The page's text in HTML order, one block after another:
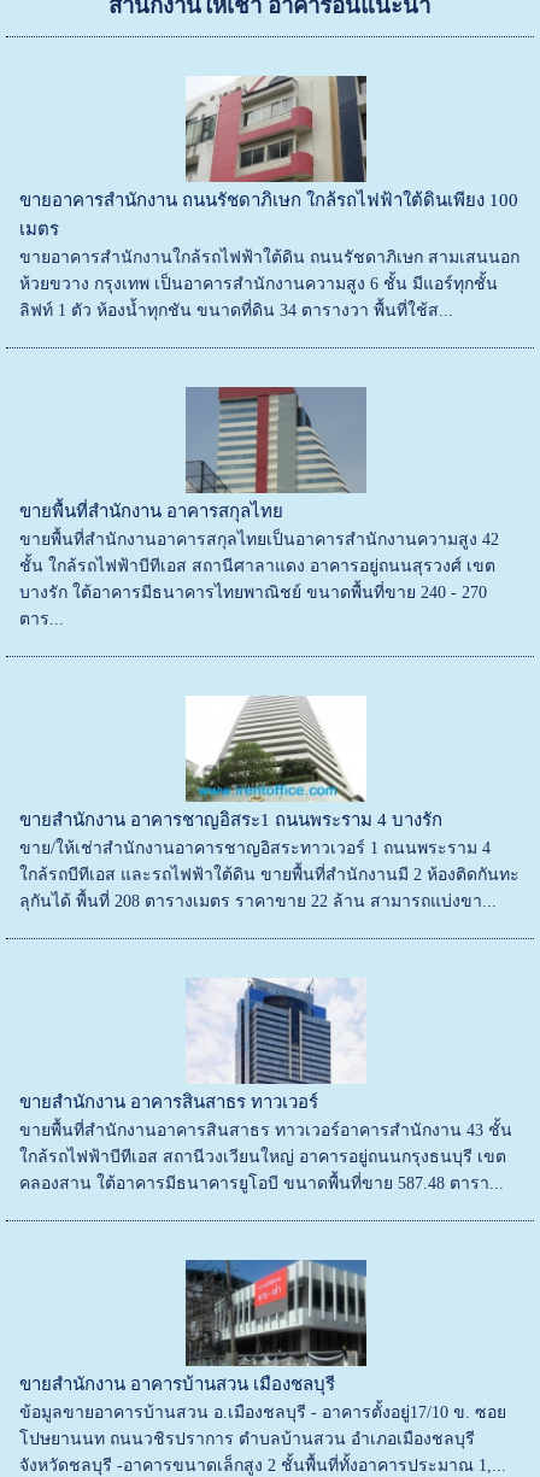
สำนักงานให้เช่า อาคารอื่นแนะนำ
ขายอาคารสำนักงาน ถนนรัชดาภิเษก ใกล้รถไฟฟ้าใต้ดินเพียง 100
เมตร
ขายอาคารสำนักงานใกล้รถไฟฟ้าใต้ดิน ถนนรัชดาภิเษก สามเสนนอก
ห้วยขวาง กรุงเทพ เป็นอาคารสำนักงานความสูง 6 ชั้น มีแอร์ทุกชั้น
ลิฟท์ 1 ตัว ห้องน้ำทุกชัน ขนาดที่ดิน 34 ตารางวา พื้นที่ใช้ส...
ขายพื้นที่สำนักงาน อาคารสกุลไทย
ขายพื้นที่สำนักงานอาคารสกุลไทยเป็นอาคารสำนักงานความสูง 42
ชั้น ใกล้รถไฟฟ้าบีทีเอส สถานีศาลาแดง อาคารอยู่ถนนสุรวงศ์ เขต
บางรัก ใต้อาคารมีธนาคารไทยพาณิชย์ ขนาดพื้นที่ขาย 240 - 270
ตาร...
ขายสำนักงาน อาคารชาญอิสระ1 ถนนพระราม 4 บางรัก
ขาย/ให้เช่าสำนักงานอาคารชาญอิสระทาวเวอร์ 1 ถนนพระราม 4
ใกล้รถบีทีเอส และรถไฟฟ้าใต้ดิน ขายพื้นที่สำนักงานมี 2 ห้องติดกันทะ
ลุกันได้ พื้นที่ 208 ตารางเมตร ราคาขาย 22 ล้าน สามารถแบ่งขา...
ขายสำนักงาน อาคารสินสาธร ทาวเวอร์
ขายพื้นที่สำนักงานอาคารสินสาธร ทาวเวอร์อาคารสำนักงาน 43 ชั้น
ใกล้รถไฟฟ้าบีทีเอส สถานีวงเวียนใหญ่ อาคารอยู่ถนนกรุงธนบุรี เขต
คลองสาน ใต้อาคารมีธนาคารยูโอบี ขนาดพื้นที่ขาย 587.48 ตารา...
ขายสำนักงาน อาคารบ้านสวน เมืองชลบุรี
ข้อมูลขายอาคารบ้านสวน อ.เมืองชลบุรี - อาคารตั้งอยู่17/10 ข. ซอย
โปษยานนท ถนนวชิรปราการ ตําบลบ้านสวน อําเภอเมืองชลบุรี
จังหวัดชลบุรี -อาคารขนาดเล็กสูง 2 ชั้นพื้นที่ทั้งอาคารประมาณ 1,...